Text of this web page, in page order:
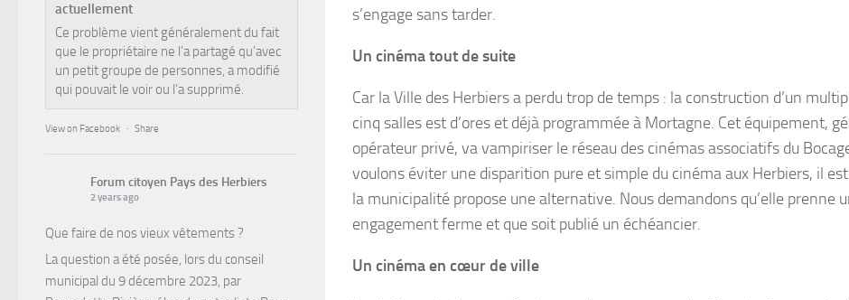
s’engage sans tarder.
Un cinéma tout de suite
Car la Ville des Herbiers a perdu trop de temps : la construction d’un
cinq salles est d’ores et déjà programmée à Mortagne. Cet équipement,
opérateur privé, va vampiriser le réseau des cinémas associatifs du
voulons éviter une disparition pure et simple du cinéma aux Herbiers, il
la municipalité propose une alternative. Nous demandons qu’elle prenne
engagement ferme et que soit publié un échéancier.
Un cinéma en cœur de ville
actuellement
Ce problème vient généralement du fait
que le propriétaire ne l’a partagé qu’avec
un petit groupe de personnes, a modifié
qui pouvait le voir ou l’a supprimé.
View on Facebook · Share
Forum citoyen Pays des Herbiers
2 years ago
Que faire de nos vieux vêtements ?
La question a été posée, lors du conseil
municipal du 9 décembre 2023, par